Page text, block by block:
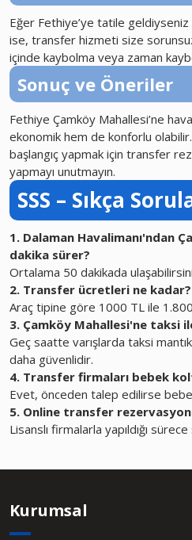
Eğer Fethiye’ye tatile geldiyseniz
ise, transfer hizmeti size
içinde kaybolma veya zaman
Sonuç ve Öneriler
Fethiye Çamköy Mahallesi’ne
ekonomik hem de konforlu
başlangıç yapmak için transfer
yapmayı unutmayın.
SSS – Sıkça
1. Dalaman Havalimanı'ndan
dakika sürer?
Ortalama 50 dakikada
2. Transfer ücretleri ne kadar?
Araç tipine göre 1000 TL ile
3. Çamköy Mahallesi'ne taksi
Geç saatte varışlarda taksi
daha güvenlidir.
4. Transfer firmaları bebek
Evet, önceden talep edilirse
5. Online transfer
Lisanslı firmalarla yapıldığı
Kurumsal